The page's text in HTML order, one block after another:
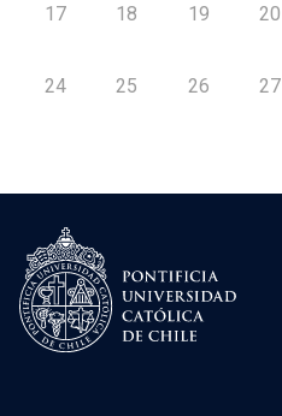
17 18 19 20
24 25 26 27